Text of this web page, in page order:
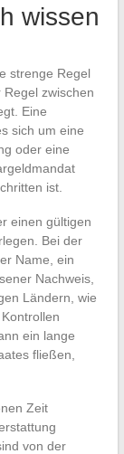
wissen
strenge Regel
zwischen
Eine
sich um eine
oder eine
ist.
einen gültigen
Bei der
Name, ein
Nachweis,
Ländern, wie
ein lange
fließen,
Zeit
von der